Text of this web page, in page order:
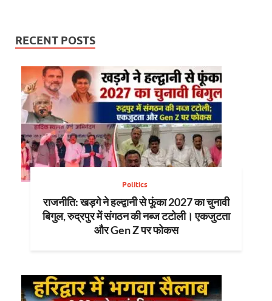
RECENT POSTS
Politics
राजनीति: खड़गे ने हल्द्वानी से फूंका 2027 का चुनावी
बिगुल, रुद्रपुर में संगठन की नब्ज टटोली। एकजुटता
और Gen Z पर फोकस